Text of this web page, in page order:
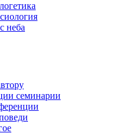
неба
семинарии